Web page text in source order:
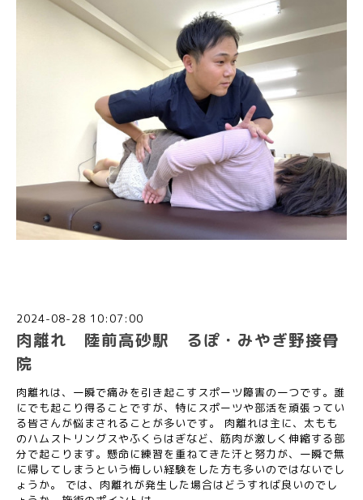
2024-08-28 10:07:00
肉離れ 陸前高砂駅 るぽ・みやぎ野接骨
院
肉離れは、一瞬で痛みを引き起こすスポーツ障害の一つです。誰
にでも起こり得ることですが、特にスポーツや部活を頑張ってい
る皆さんが悩まされることが多いです。 肉離れは主に、太もも
のハムストリングスやふくらはぎなど、筋肉が激しく伸縮する部
分で起こります。懸命に練習を重ねてきた汗と努力が、一瞬で無
に帰してしまうという悔しい経験をした方も多いのではないでし
ょうか。 では、肉離れが発生した場合はどうすれば良いのでし